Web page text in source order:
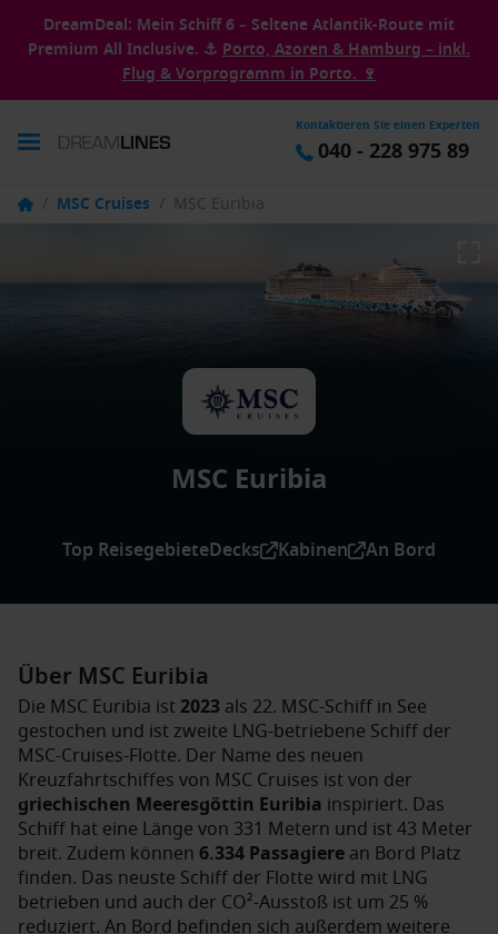
DreamDeal: Mein Schiff 6 – Seltene Atlantik-Route mit
Premium All Inclusive. ⚓ Porto, Azoren & Hamburg – inkl.
Flug & Vorprogramm in Porto. 🍷
Kontaktieren Sie einen Experten
040 - 228 975 89
/ MSC Cruises / MSC Euribia
MSC Euribia
Top ReisegebieteDecks Kabinen An Bord
Über MSC Euribia
Die MSC Euribia ist 2023 als 22. MSC-Schiff in See
gestochen und ist zweite LNG-betriebene Schiff der
MSC-Cruises-Flotte. Der Name des neuen
Kreuzfahrtschiffes von MSC Cruises ist von der
griechischen Meeresgöttin Euribia inspiriert. Das
Schiff hat eine Länge von 331 Metern und ist 43 Meter
breit. Zudem können 6.334 Passagiere an Bord Platz
finden. Das neuste Schiff der Flotte wird mit LNG
betrieben und auch der CO²-Ausstoß ist um 25 %
reduziert. An Bord befinden sich außerdem weitere